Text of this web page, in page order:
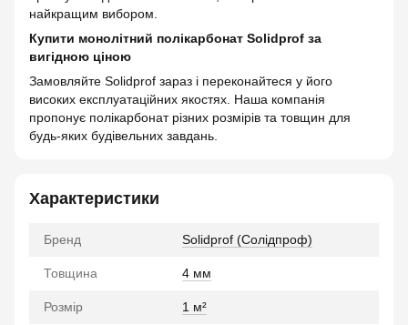
найкращим вибором.
Купити монолітний полікарбонат Solidprof за
вигідною ціною
Замовляйте Solidprof зараз і переконайтеся у його
високих експлуатаційних якостях. Наша компанія
пропонує полікарбонат різних розмірів та товщин для
будь-яких будівельних завдань.
Характеристики
Бренд Solidprof (Солідпроф)
Товщина 4 мм
Розмір 1 м²